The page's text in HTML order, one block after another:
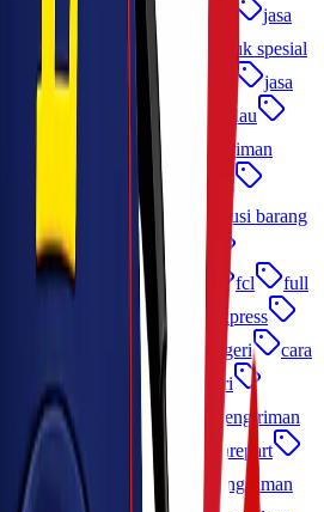
ekspedisi terpercaya
jasa
nasional
pengiriman produk spesial
cargo kirim barang
jasa
udara
ekspedisi antar pulau
pengiriman
Cargo Udara Indonesia
jasa kirim perusahaan
distribusi barang
jasa pengiriman udara
pengiriman via udara fcl
full
cargo
cek resi lionel express
tips kirim barang ke luar negeri
cara
kirim barang ke luar negeri
jasa pengiriman pakaian
pengiriman
jasa pengiriman sparepart
udara murah
promo pengiriman